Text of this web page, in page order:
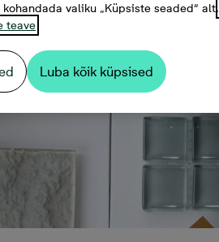
valiku „Küpsiste seaded“ alt.
teave
Luba kõik küpsised